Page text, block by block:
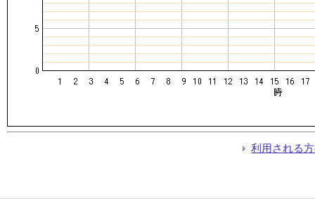
利用される